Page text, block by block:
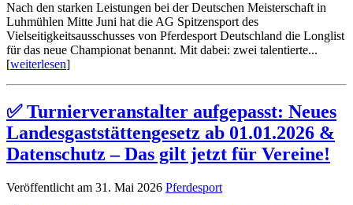
Nach den starken Leistungen bei der Deutschen Meisterschaft in
Luhmühlen Mitte Juni hat die AG Spitzensport des
Vielseitigkeitsausschusses von Pferdesport Deutschland die Longlist
für das neue Championat benannt. Mit dabei: zwei talentierte...
[weiterlesen]
✅ Turnierveranstalter aufgepasst: Neues
Landesgaststättengesetz ab 01.01.2026 &
Datenschutz – Das gilt jetzt für Vereine!
Veröffentlicht am 31. Mai 2026 Pferdesport